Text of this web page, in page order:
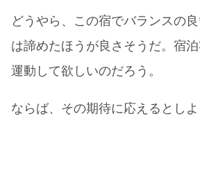
どうやら、この宿でバランスの
は諦めたほうが良さそうだ。宿
運動して欲しいのだろう。
ならば、その期待に応えるとしよ